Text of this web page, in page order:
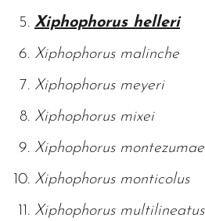
Xiphophorus helleri
Xiphophorus malinche
Xiphophorus meyeri
Xiphophorus mixei
Xiphophorus montezumae
Xiphophorus monticolus
Xiphophorus multilineatus